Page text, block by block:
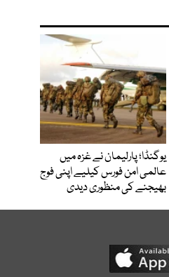
یوگنڈا؛ پارلیمان نے غزہ میں
عالمی امن فورس کیلیے اپنی فوج
بھیجنے کی منظوری دیدی